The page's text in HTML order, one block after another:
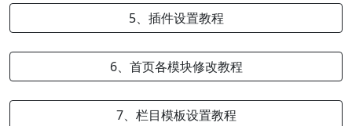
5、插件设置教程
6、首页各模块修改教程
7、栏目模板设置教程